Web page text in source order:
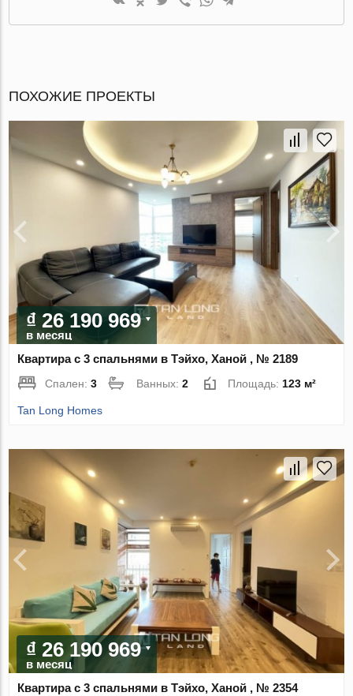
ПОХОЖИЕ ПРОЕКТЫ
₫ 26 190 969
в месяц
Квартира с 3 спальнями в Тэйхо, Ханой , № 2189
Спален:3 Ванных:2 Площадь:123 м²
Tan Long Homes
₫ 26 190 969
в месяц
Квартира с 3 спальнями в Тэйхо, Ханой , № 2354